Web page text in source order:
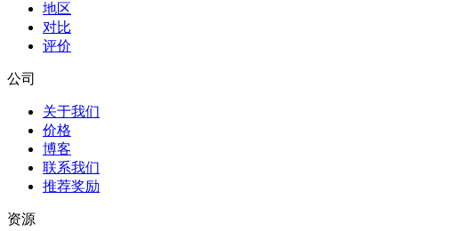
地区
对比
评价
公司
关于我们
价格
博客
联系我们
推荐奖励
资源